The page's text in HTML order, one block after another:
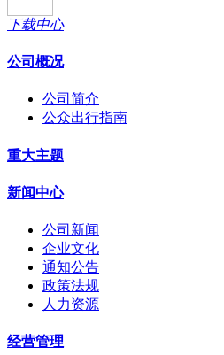
下载中心
公司概况
公司简介
公众出行指南
重大主题
新闻中心
公司新闻
企业文化
通知公告
政策法规
人力资源
经营管理